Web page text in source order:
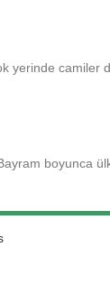
yerinde camiler
boyunca